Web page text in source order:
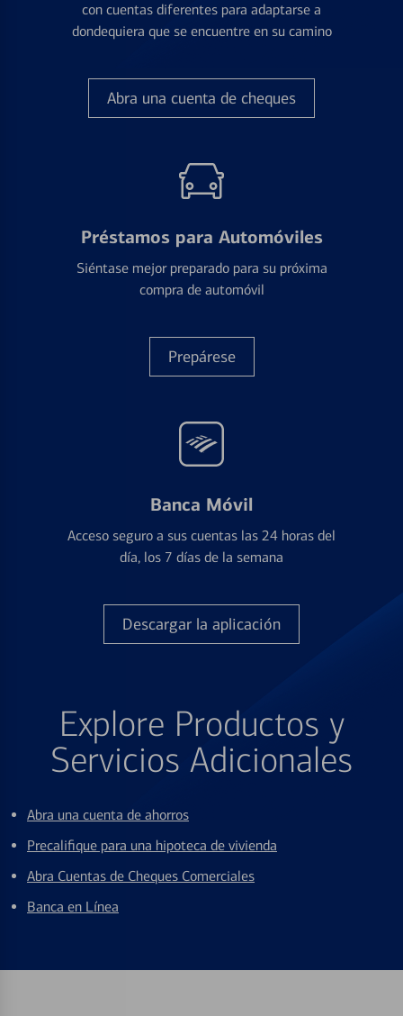
con cuentas diferentes para adaptarse a
dondequiera que se encuentre en su camino
Abra una cuenta de cheques
Préstamos para Automóviles
Siéntase mejor preparado para su próxima
compra de automóvil
Prepárese
Banca Móvil
Acceso seguro a sus cuentas las 24 horas del
día, los 7 días de la semana
Descargar la aplicación
Explore Productos y
Servicios Adicionales
Abra una cuenta de ahorros
Precalifique para una hipoteca de vivienda
Abra Cuentas de Cheques Comerciales
Banca en Línea